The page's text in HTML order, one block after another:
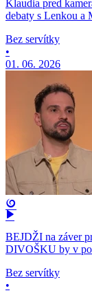
Klaudia pred
debaty s Lenkou
Bez servítky
•
01. 06. 2026
BEJDŽI na záver
DIVOŠKU by v
Bez servítky
•